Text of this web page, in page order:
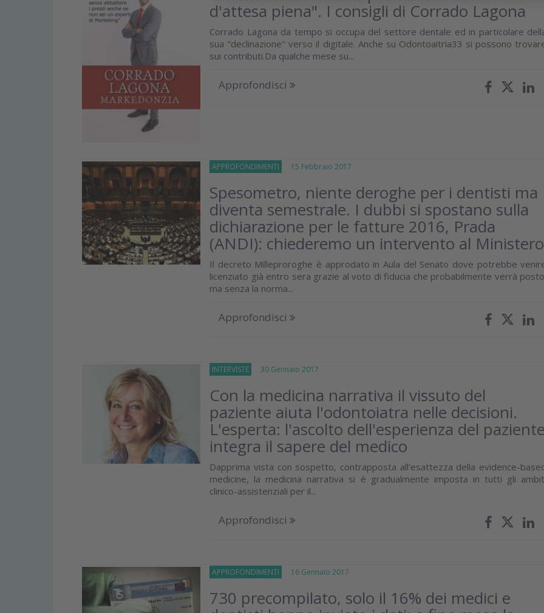
d'attesa piena". I consigli di Corrado Lagona
Corrado Lagona da tempo si occupa del settore dentale ed in particolare
sua "declinazione" verso il digitale. Anche su Odontoaitria33 si possono
sui contributi.Da qualche mese su...
Approfondisci
APPROFONDIMENTI 15 Febbraio 2017
Spesometro, niente deroghe per i dentisti ma
diventa semestrale. I dubbi si spostano sulla
dichiarazione per le fatture 2016, Prada
(ANDI): chiederemo un intervento al Ministero
Il decreto Milleproroghe è approdato in Aula del Senato dove potrebbe
licenziato già entro sera grazie al voto di fiducia che probabilmente verrà
ma senza la norma...
Approfondisci
INTERVISTE 30 Gennaio 2017
Con la medicina narrativa il vissuto del
paziente aiuta l'odontoiatra nelle decisioni.
L'esperta: l'ascolto dell'esperienza del
integra il sapere del medico
Dapprima vista con sospetto, contrapposta all'esattezza della evidence-
medicine, la medicina narrativa si è gradualmente imposta in tutti gli
clinico-assistenziali per il...
Approfondisci
APPROFONDIMENTI 16 Gennaio 2017
730 precompilato, solo il 16% dei medici e